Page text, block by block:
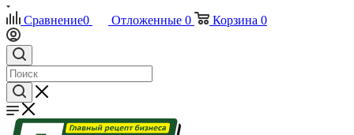
Сравнение0 Отложенные 0 Корзина 0